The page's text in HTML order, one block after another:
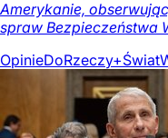
Amerykanie,
spraw Bezpieczeństwa
OpinieDoRzeczy+Świat